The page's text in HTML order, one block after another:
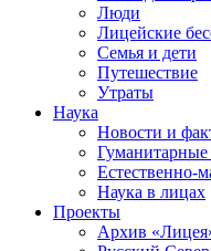
Люди
Лицейские
Семья и дети
Путешествие
Утраты
Наука
Новости и
Гуманитарные
Естественно-
Наука в лицах
Проекты
Архив